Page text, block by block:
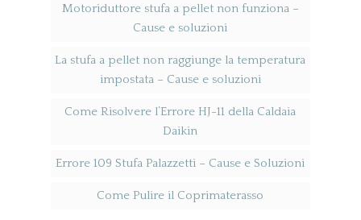
Motoriduttore stufa a pellet non funziona​ –
Cause e soluzioni
La stufa a pellet non raggiunge la temperatura
impostata​ – Cause e soluzioni
Come Risolvere l’Errore HJ-11 della Caldaia
Daikin
Errore 109 Stufa Palazzetti​ – Cause e Soluzioni
Come Pulire il Coprimaterasso